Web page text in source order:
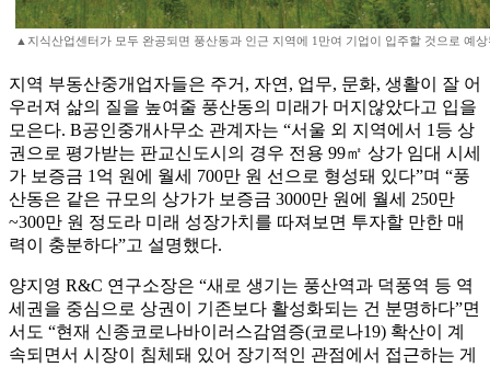
▲지식산업센터가 모두 완공되면 풍산동과 인근 지역에 1만여 기업이 입주할 것으로 예상
지역 부동산중개업자들은 주거, 자연, 업무, 문화, 생활이 잘 어
우러져 삶의 질을 높여줄 풍산동의 미래가 머지않았다고 입을
모은다. B공인중개사무소 관계자는 “서울 외 지역에서 1등 상
권으로 평가받는 판교신도시의 경우 전용 99㎡ 상가 임대 시세
가 보증금 1억 원에 월세 700만 원 선으로 형성돼 있다”며 “풍
산동은 같은 규모의 상가가 보증금 3000만 원에 월세 250만
~300만 원 정도라 미래 성장가치를 따져보면 투자할 만한 매
력이 충분하다”고 설명했다.
양지영 R&C 연구소장은 “새로 생기는 풍산역과 덕풍역 등 역
세권을 중심으로 상권이 기존보다 활성화되는 건 분명하다”면
서도 “현재 신종코로나바이러스감염증(코로나19) 확산이 계
속되면서 시장이 침체돼 있어 장기적인 관점에서 접근하는 게